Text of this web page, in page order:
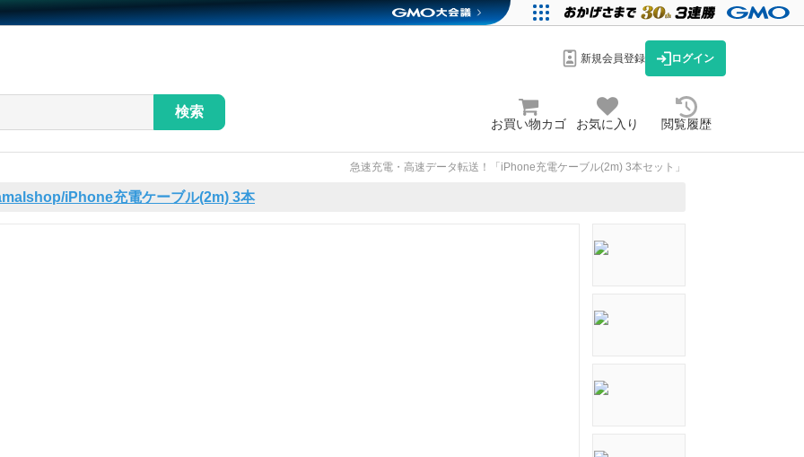
新規会員登録 ログイン
検索
お買い物カゴ お気に入り 閲覧履歴
急速充電・高速データ転送！「iPhone充電ケーブル(2m) 3本セット」
iPhone充電ケーブル(2m) 3本